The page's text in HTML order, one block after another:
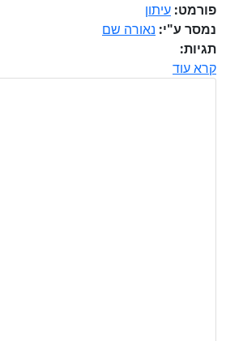
פורמט: עיתון
נמסר ע"י: נאורה שם
תגיות:
קרא עוד